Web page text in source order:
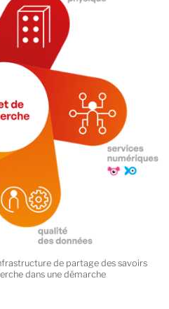
de partage des savoirs
dans une démarche